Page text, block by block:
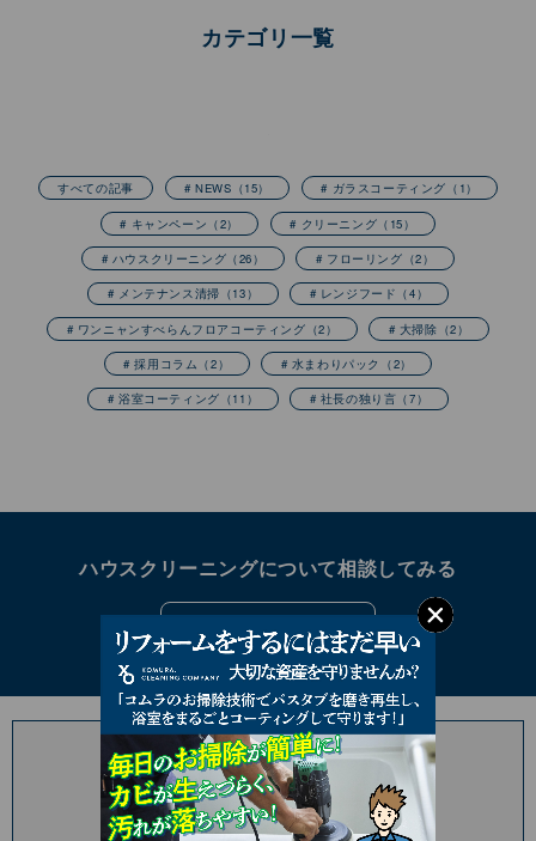
カテゴリ一覧
すべての記事 # NEWS （15） # ガラスコーティング （1）
# キャンペーン （2） # クリーニング （15）
# ハウスクリーニング （26） # フローリング （2）
# メンテナンス清掃 （13） # レンジフード （4）
# ワンニャンすべらんフロアコーティング （2） # 大掃除 （2）
# 採用コラム （2） # 水まわりパック （2）
# 浴室コーティング （11） # 社長の独り言 （7）
ハウスクリーニングについて相談してみる